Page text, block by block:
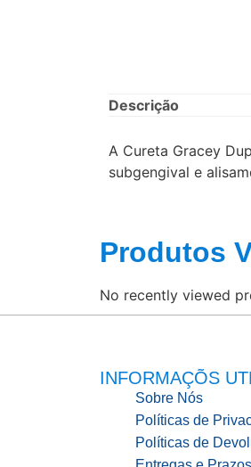
Descrição
A Cureta Gracey
subgengival e
Produtos
No recently viewed
INFORMAÇÕS
Sobre Nós
Políticas de
Políticas de